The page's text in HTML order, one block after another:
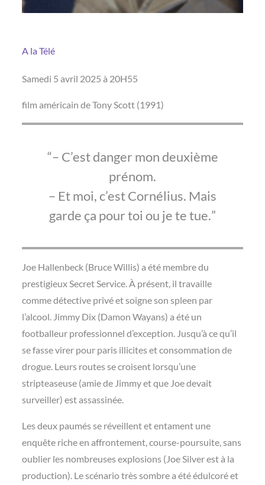
A la Télé
Samedi 5 avril 2025 à 20H55
film américain de Tony Scott (1991)
– C’est danger mon deuxième
prénom.
– Et moi, c’est Cornélius. Mais
garde ça pour toi ou je te tue.
Joe Hallenbeck (Bruce Willis) a été membre du
prestigieux Secret Service. À présent, il travaille
comme détective privé et soigne son spleen par
l’alcool. Jimmy Dix (Damon Wayans) a été un
footballeur professionnel d’exception. Jusqu’à ce qu’il
se fasse virer pour paris illicites et consommation de
drogue. Leurs routes se croisent lorsqu’une
stripteaseuse (amie de Jimmy et que Joe devait
surveiller) est assassinée.
Les deux paumés se réveillent et entament une
enquête riche en affrontement, course-poursuite, sans
oublier les nombreuses explosions (Joe Silver est à la
production). Le scénario très sombre a été édulcoré et